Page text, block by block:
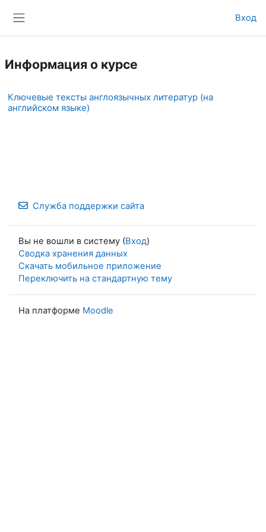
Вход
Информация о курсе
Ключевые тексты англоязычных литератур (на
английском языке)
Служба поддержки сайта
Вы не вошли в систему (Вход)
Сводка хранения данных
Скачать мобильное приложение
Переключить на стандартную тему
На платформе Moodle